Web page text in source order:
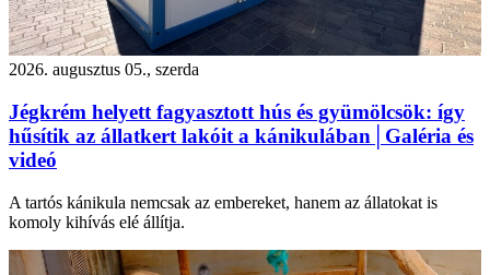
2026. augusztus 05., szerda
Jégkrém helyett fagyasztott hús és gyümölcsök: így
hűsítik az állatkert lakóit a kánikulában│Galéria és
videó
A tartós kánikula nemcsak az embereket, hanem az állatokat is
komoly kihívás elé állítja.